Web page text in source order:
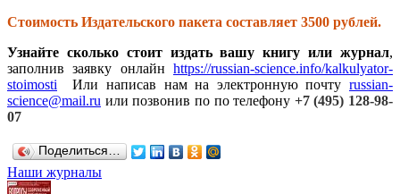
Стоимость Издательского пакета составляет 3500 рублей.
Узнайте сколько стоит издать вашу книгу или журнал,
заполнив заявку онлайн https://russian-science.info/kalkulyator-
stoimosti Или написав нам на электронную почту russian-
science@mail.ru или позвонив по по телефону +7 (495) 128-98-
07
Поделиться…
Наши журналы